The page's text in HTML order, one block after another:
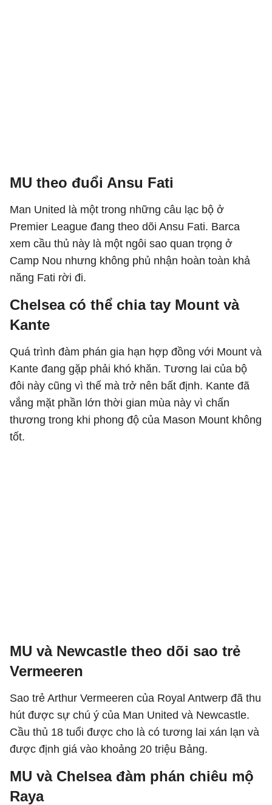
MU theo đuổi Ansu Fati
Man United là một trong những câu lạc bộ ở
Premier League đang theo dõi Ansu Fati. Barca
xem cầu thủ này là một ngôi sao quan trọng ở
Camp Nou nhưng không phủ nhận hoàn toàn khả
năng Fati rời đi.
Chelsea có thể chia tay Mount và
Kante
Quá trình đàm phán gia hạn hợp đồng với Mount và
Kante đang gặp phải khó khăn. Tương lai của bộ
đôi này cũng vì thế mà trở nên bất định. Kante đã
vắng mặt phần lớn thời gian mùa này vì chấn
thương trong khi phong độ của Mason Mount không
tốt.
MU và Newcastle theo dõi sao trẻ
Vermeeren
Sao trẻ Arthur Vermeeren của Royal Antwerp đã thu
hút được sự chú ý của Man United và Newcastle.
Cầu thủ 18 tuổi được cho là có tương lai xán lạn và
được định giá vào khoảng 20 triệu Bảng.
MU và Chelsea đàm phán chiêu mộ
Raya